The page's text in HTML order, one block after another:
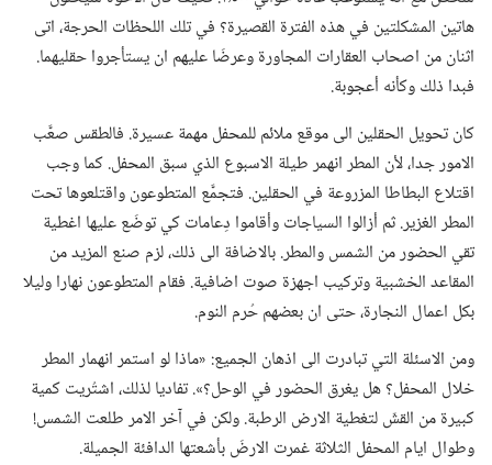
هاتين المشكلتين في هذه الفترة القصيرة؟‏ في تلك اللحظات الحرجة،‏ اتى
اثنان من اصحاب العقارات المجاورة وعرضَا عليهم ان يستأجروا حقليهما.‏
فبدا ذلك وكأنه أعجوبة.‏
كان تحويل الحقلين الى موقع ملائم للمحفل مهمة عسيرة.‏ فالطقس صعَّب
الامور جدا،‏ لأن المطر انهمر طيلة الاسبوع الذي سبق المحفل.‏ كما وجب
اقتلاع البطاطا المزروعة في الحقلين.‏ فتجمَّع المتطوعون واقتلعوها تحت
المطر الغزير.‏ ثم أزالوا السياجات وأقاموا دِعامات كي توضَع عليها اغطية
تقي الحضور من الشمس والمطر.‏ بالاضافة الى ذلك،‏ لزم صنع المزيد من
المقاعد الخشبية وتركيب اجهزة صوت اضافية.‏ فقام المتطوعون نهارا وليلا
بكل اعمال النجارة،‏ حتى ان بعضهم حُرم النوم.‏
ومن الاسئلة التي تبادرت الى اذهان الجميع:‏ «ماذا لو استمر انهمار المطر
خلال المحفل؟‏ هل يغرق الحضور في الوحل؟‏».‏ تفاديا لذلك،‏ اشتُريت كمية
كبيرة من القشّ لتغطية الارض الرطبة.‏ ولكن في آخر الامر طلعت الشمس!‏
وطوال ايام المحفل الثلاثة غمرت الارضَ بأشعتها الدافئة الجميلة.‏